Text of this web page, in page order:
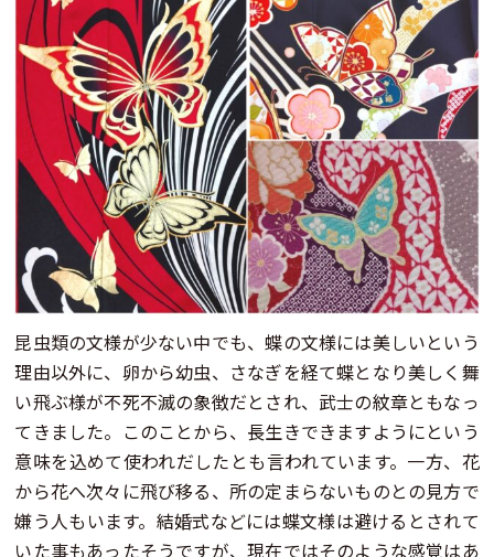
昆虫類の文様が少ない中でも、蝶の文様には美しいという
理由以外に、卵から幼虫、さなぎを経て蝶となり美しく舞
い飛ぶ様が不死不滅の象徴だとされ、武士の紋章ともなっ
てきました。このことから、長生きできますようにという
意味を込めて使われだしたとも言われています。一方、花
から花へ次々に飛び移る、所の定まらないものとの見方で
嫌う人もいます。結婚式などには蝶文様は避けるとされて
いた事もあったそうですが、現在ではそのような感覚はあ